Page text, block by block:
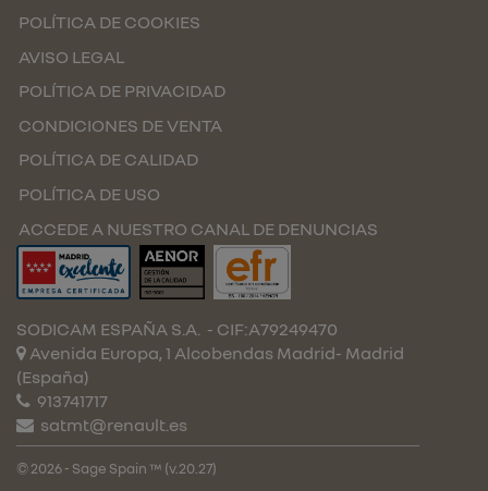
POLÍTICA DE COOKIES
AVISO LEGAL
POLÍTICA DE PRIVACIDAD
CONDICIONES DE VENTA
POLÍTICA DE CALIDAD
POLÍTICA DE USO
ACCEDE A NUESTRO CANAL DE DENUNCIAS
SODICAM ESPAÑA S.A. - CIF:A79249470
Avenida Europa, 1 Alcobendas Madrid- Madrid
(España)
913741717
satmt@renault.es
© 2026 - Sage Spain ™ (v.20.27)